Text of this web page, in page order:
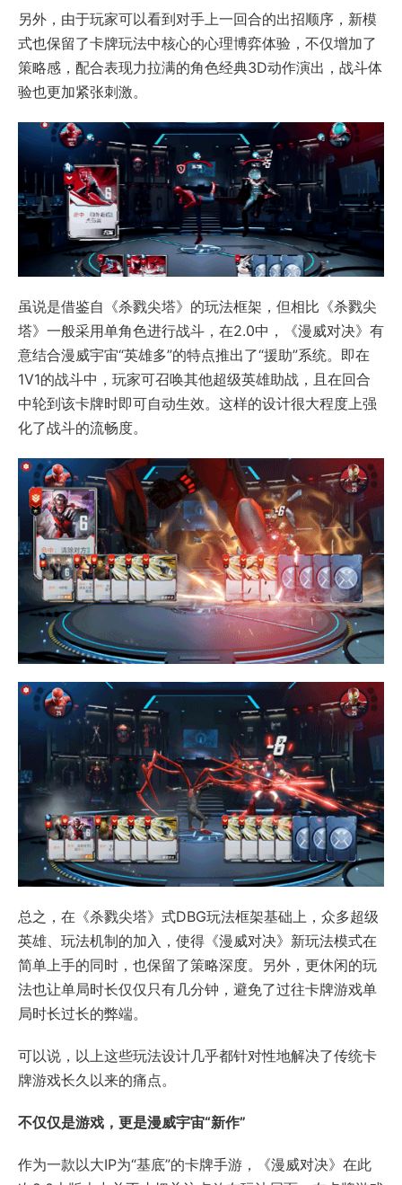
另外，由于玩家可以看到对手上一回合的出招顺序，新模
式也保留了卡牌玩法中核心的心理博弈体验，不仅增加了
策略感，配合表现力拉满的角色经典3D动作演出，战斗体
验也更加紧张刺激。
虽说是借鉴自《杀戮尖塔》的玩法框架，但相比《杀戮尖
塔》一般采用单角色进行战斗，在2.0中，《漫威对决》有
意结合漫威宇宙“英雄多”的特点推出了“援助”系统。即在
1V1的战斗中，玩家可召唤其他超级英雄助战，且在回合
中轮到该卡牌时即可自动生效。这样的设计很大程度上强
化了战斗的流畅度。
总之，在《杀戮尖塔》式DBG玩法框架基础上，众多超级
英雄、玩法机制的加入，使得《漫威对决》新玩法模式在
简单上手的同时，也保留了策略深度。另外，更休闲的玩
法也让单局时长仅仅只有几分钟，避免了过往卡牌游戏单
局时长过长的弊端。
可以说，以上这些玩法设计几乎都针对性地解决了传统卡
牌游戏长久以来的痛点。
不仅仅是游戏，更是漫威宇宙“新作”
作为一款以大IP为“基底”的卡牌手游，《漫威对决》在此